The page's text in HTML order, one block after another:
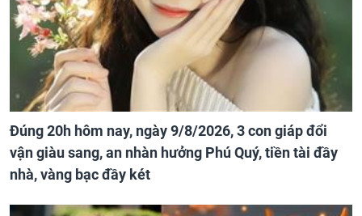
Đúng 20h hôm nay, ngày 9/8/2026, 3 con giáp đổi
vận giàu sang, an nhàn hưởng Phú Quý, tiền tài đầy
nhà, vàng bạc đầy két